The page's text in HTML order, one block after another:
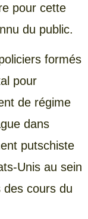
pour cette
du public.
formés
pour
de régime
dans
putschiste
Unis au sein
des cours du